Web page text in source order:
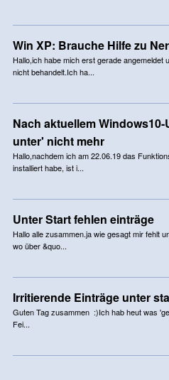
Win XP: Brauche Hilfe zu
Hallo,ich habe mich erst gerade angemeldet
nicht behandelt.Ich ha...
Nach aktuellem
unter' nicht mehr
Hallo,nachdem ich am 22.06.19 das
installiert habe, ist i...
Unter Start fehlen einträge
Hallo alle zusammen.ja wie gesagt mir fehlt
wo über &quo...
Irritierende Einträge unter
Guten Tag zusammen :)Ich hab heut was
Fei...